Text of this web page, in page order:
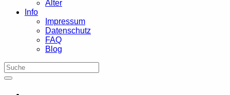
Älter
Info
Impressum
Datenschutz
FAQ
Blog